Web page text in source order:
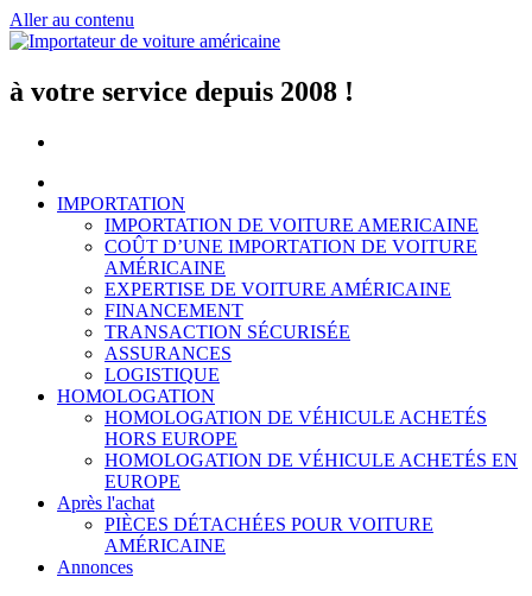
Aller au contenu
à votre service depuis 2008 !
IMPORTATION
IMPORTATION DE VOITURE AMERICAINE
COÛT D’UNE IMPORTATION DE VOITURE
AMÉRICAINE
EXPERTISE DE VOITURE AMÉRICAINE
FINANCEMENT
TRANSACTION SÉCURISÉE
ASSURANCES
LOGISTIQUE
HOMOLOGATION
HOMOLOGATION DE VÉHICULE ACHETÉS
HORS EUROPE
HOMOLOGATION DE VÉHICULE ACHETÉS EN
EUROPE
Après l'achat
PIÈCES DÉTACHÉES POUR VOITURE
AMÉRICAINE
Annonces